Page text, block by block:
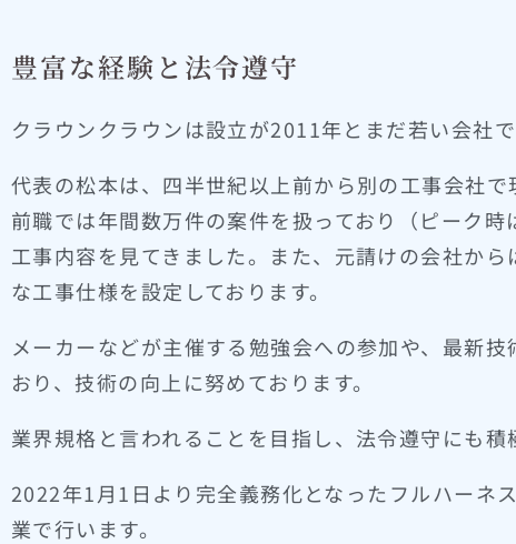
豊富な経験と法令遵守
クラウンクラウンは設立が2011年とまだ若い会社
代表の松本は、四半世紀以上前から別の工事会社
前職では年間数万件の案件を扱っており（ピーク
工事内容を見てきました。また、元請けの会社か
な工事仕様を設定しております。
メーカーなどが主催する勉強会への参加や、最新
おり、技術の向上に努めております。
業界規格と言われることを目指し、法令遵守にも積
2022年1月1日より完全義務化となったフルハーネ
業で行います。